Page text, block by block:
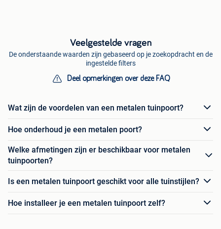
Veelgestelde vragen
De onderstaande waarden zijn gebaseerd op je zoekopdracht en de
ingestelde filters
Deel opmerkingen over deze FAQ
Wat zijn de voordelen van een metalen tuinpoort?
Hoe onderhoud je een metalen poort?
Welke afmetingen zijn er beschikbaar voor metalen
tuinpoorten?
Is een metalen tuinpoort geschikt voor alle tuinstijlen?
Hoe installeer je een metalen tuinpoort zelf?